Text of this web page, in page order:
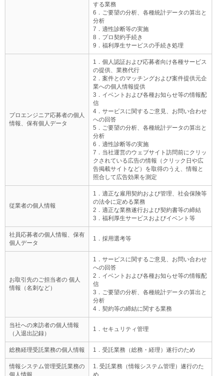
する業務
6．ご要望の分析、各種統計データの算出と
分析
7．適性診断等の実施
8．プロ契約手続き
9．福利厚生サービスの手続き処理
プロエンジニア応募者の個人
情報、保有個人データ
1．個人認証および応募者向け各種サービス
の提供、業務代行
2．案件とのマッチングおよび案件提供元企
業への個人情報提供
3．イベントおよび各種お知らせ等の情報配
信
4．サービスに関するご意見、お問い合わせ
への回答
5．ご要望の分析、各種統計データの算出と
分析
6．適性診断等の実施
7．当社運営のウェブサイト訪問前にクリッ
クされている広告の情報（クリック日や広
告掲載サイトなど）を取得のうえ、情報と
照合して広告効果を測定
従業者の個人情報
1．適正な雇用契約および管理、社会保険等
の法令に定める業務
2．適正な業務遂行および契約書等の締結
3．福利厚生サービスおよびイベント等
社員応募者の個人情報、保有
個人データ
1．採用選考等
お取引先のご担当者の 個人
情報（名刺など）
1．サービスに関するご意見、お問い合わせ
への回答
2．イベントおよび各種お知らせ等の情報配
信
3．ご要望の分析、各種統計データの算出と
分析
4．契約等の締結に関する業務
当社への来訪者の個人情報
（入退出記録）
1．セキュリティ管理
総務経理受託業務の個人情報 1．受託業務（総務・経理）遂行のため
情報システム管理受託業務の
個人情報
1. 受託業務（情報システム管理）遂行のた
め